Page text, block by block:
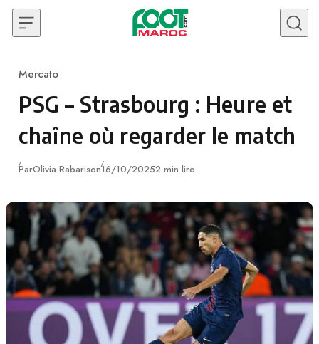
Skip to content
Category
Mercato
PSG – Strasbourg : Heure et
chaîne où regarder le match
ParOlivia RabarisonPublié
16/10/20252 min lire